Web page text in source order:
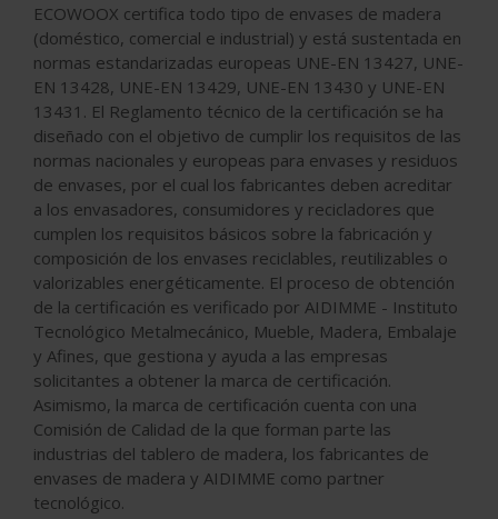
ECOWOOX certifica todo tipo de envases de madera
(doméstico, comercial e industrial) y está sustentada en
normas estandarizadas europeas UNE-EN 13427, UNE-
EN 13428, UNE-EN 13429, UNE-EN 13430 y UNE-EN
13431. El Reglamento técnico de la certificación se ha
diseñado con el objetivo de cumplir los requisitos de las
normas nacionales y europeas para envases y residuos
de envases, por el cual los fabricantes deben acreditar
a los envasadores, consumidores y recicladores que
cumplen los requisitos básicos sobre la fabricación y
composición de los envases reciclables, reutilizables o
valorizables energéticamente. El proceso de obtención
de la certificación es verificado por AIDIMME - Instituto
Tecnológico Metalmecánico, Mueble, Madera, Embalaje
y Afines, que gestiona y ayuda a las empresas
solicitantes a obtener la marca de certificación.
Asimismo, la marca de certificación cuenta con una
Comisión de Calidad de la que forman parte las
industrias del tablero de madera, los fabricantes de
envases de madera y AIDIMME como partner
tecnológico.